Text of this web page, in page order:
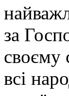
за
своєму
всі